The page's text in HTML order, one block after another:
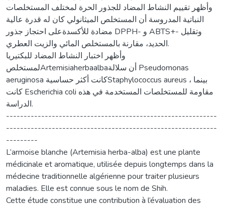
وأظهر تقييم النشاط المضاد للجذور الحرة لمختلف المستخلصات
النباتية المدروسة أن المستخلص الميثانولي كان له قدرة عالية
مضادة للأكسدةعلى احتجاز جذور DPPH- و ABTS+- وتقليل
الحديد، مقارنة بالمستخلص المائي والزيت العطري.
وأظهر اختبار النشاط المضاد للبكتيريا
لمستخلصArtemisiaherbaalbaأن سلالة Pseudomonas
aeruginosa كانت أكثر حساسيةStaphylococcus aureus ، بينما
كانت Escherichia coli مقاومة للمستخلصات المستخدمة في هذه
الدراسة.
------------------------------------------------------------
------------------------------------------------------------
---------
L’armoise blanche (Artemisia herba-alba) est une plante
médicinale et aromatique, utilisée depuis longtemps dans la
médecine traditionnelle algérienne pour traiter plusieurs
maladies. Elle est connue sous le nom de Shih.
Cette étude constitue une contribution à l’évaluation des